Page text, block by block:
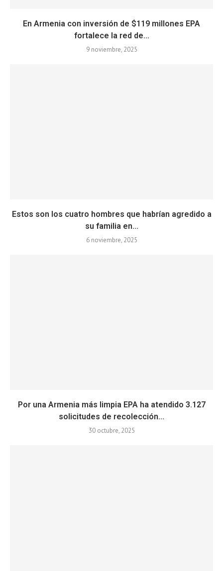
En Armenia con inversión de $119 millones EPA
fortalece la red de...
9 noviembre, 2025
Estos son los cuatro hombres que habrían agredido a
su familia en...
6 noviembre, 2025
Por una Armenia más limpia EPA ha atendido 3.127
solicitudes de recolección...
30 octubre, 2025